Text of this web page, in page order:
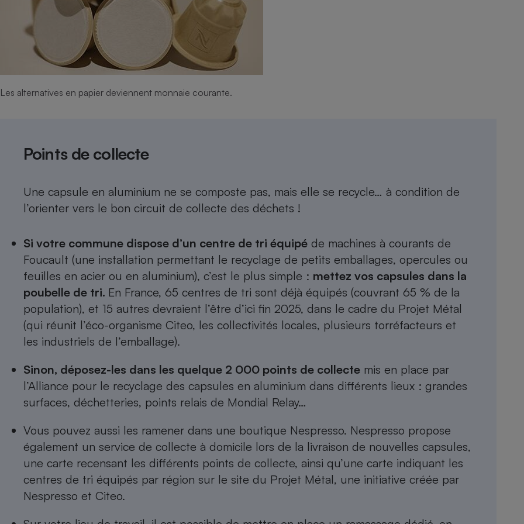
Les alternatives en papier deviennent monnaie courante.
Points de collecte
Une capsule en aluminium ne se composte pas, mais elle se recycle… à condition de
l’orienter vers le bon circuit de collecte des déchets !
Si votre commune dispose d’un centre de tri équipé de machines à courants de
Foucault (une installation permettant le recyclage de petits emballages, opercules ou
feuilles en acier ou en aluminium), c’est le plus simple : mettez vos capsules dans la
poubelle de tri. En France, 65 centres de tri sont déjà équipés (couvrant 65 % de la
population), et 15 autres devraient l’être d’ici fin 2025, dans le cadre du Projet Métal
(qui réunit l’éco-organisme Citeo, les collectivités locales, plusieurs torréfacteurs et
les industriels de l’emballage).
Sinon, déposez-les dans les quelque 2 000 points de collecte mis en place par
l’Alliance pour le recyclage des capsules en aluminium dans différents lieux : grandes
surfaces, déchetteries, points relais de Mondial Relay…
Vous pouvez aussi les ramener dans une boutique Nespresso. Nespresso propose
également un service de collecte à domicile lors de la livraison de nouvelles capsules,
une carte recensant les différents points de collecte, ainsi qu’une carte indiquant les
centres de tri équipés par région sur le site du Projet Métal, une initiative créée par
Nespresso et Citeo.